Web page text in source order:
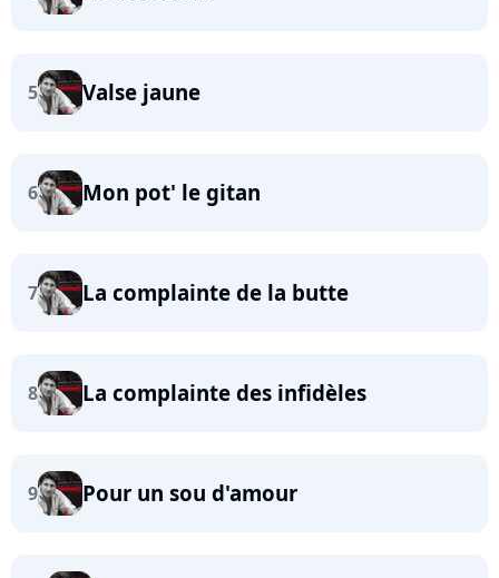
5 Valse jaune
6 Mon pot' le gitan
7 La complainte de la butte
8 La complainte des infidèles
9 Pour un sou d'amour